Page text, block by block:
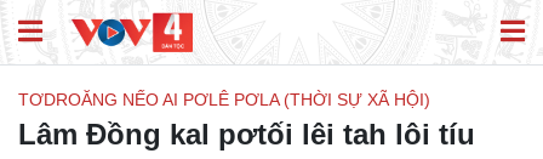
TƠDROĂNG NẾO AI PƠLÊ PƠLA (THỜI SỰ XÃ HỘI)
Lâm Đồng kal pơtối lêi tah lôi tíu